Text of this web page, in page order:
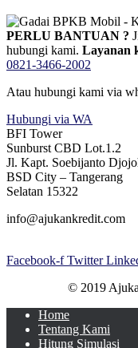
PERLU BANTUAN ?
hubungi kami. Layanan
0821-3466-2002
Atau hubungi kami via
Hubungi via WA
BFI Tower
Sunburst CBD Lot.1.2
Jl. Kapt. Soebijanto
BSD City – Tangerang
Selatan 15322
info@ajukankredit.com
Facebook-f Twitter
© 2019
Home
Tentang Kami
Hitung Simulasi